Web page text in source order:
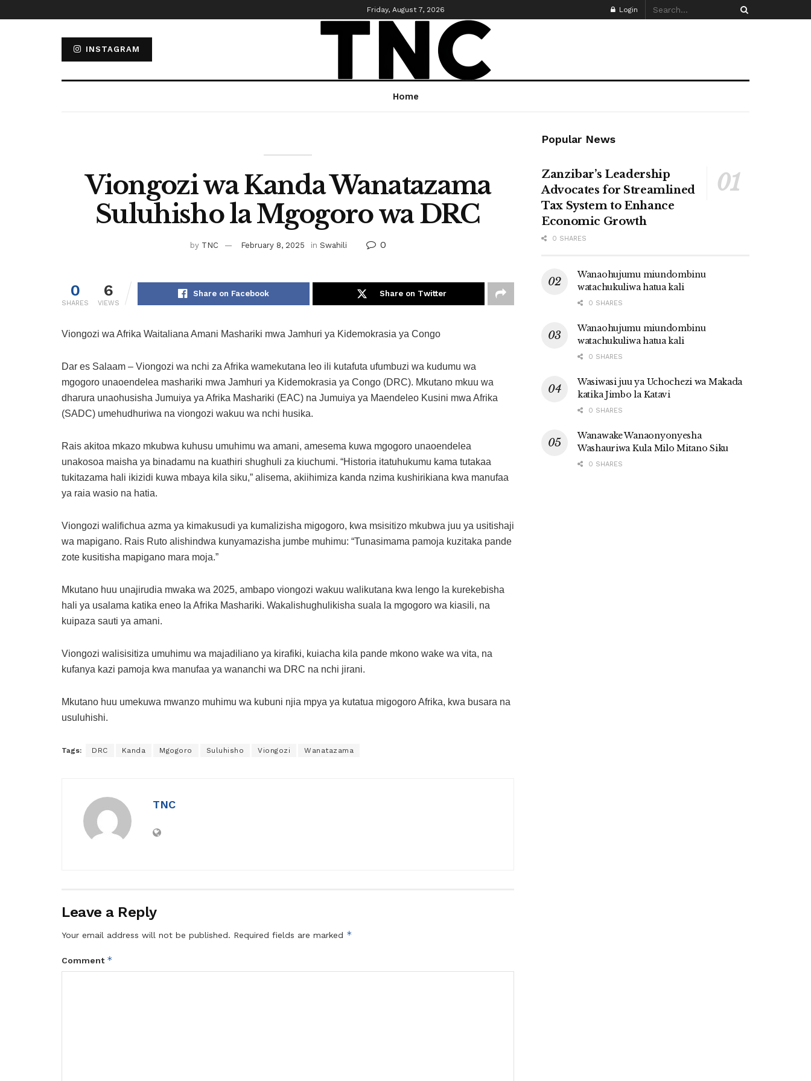
Friday, August 7, 2026 Login
INSTAGRAM
Home
Viongozi wa Kanda Wanatazama
Suluhisho la Mgogoro wa DRC
by TNC February 8, 2025 in Swahili 0
0
SHARES
6
VIEWS
Share on Facebook Share on Twitter
Viongozi wa Afrika Waitaliana Amani Mashariki mwa Jamhuri ya Kidemokrasia ya Congo
Dar es Salaam – Viongozi wa nchi za Afrika wamekutana leo ili kutafuta ufumbuzi wa kudumu wa
mgogoro unaoendelea mashariki mwa Jamhuri ya Kidemokrasia ya Congo (DRC). Mkutano mkuu wa
dharura unaohusisha Jumuiya ya Afrika Mashariki (EAC) na Jumuiya ya Maendeleo Kusini mwa Afrika
(SADC) umehudhuriwa na viongozi wakuu wa nchi husika.
Rais akitoa mkazo mkubwa kuhusu umuhimu wa amani, amesema kuwa mgogoro unaoendelea
unakosoa maisha ya binadamu na kuathiri shughuli za kiuchumi. “Historia itatuhukumu kama tutakaa
tukitazama hali ikizidi kuwa mbaya kila siku,” alisema, akiihimiza kanda nzima kushirikiana kwa manufaa
ya raia wasio na hatia.
Viongozi walifichua azma ya kimakusudi ya kumalizisha migogoro, kwa msisitizo mkubwa juu ya usitishaji
wa mapigano. Rais Ruto alishindwa kunyamazisha jumbe muhimu: “Tunasimama pamoja kuzitaka pande
zote kusitisha mapigano mara moja.”
Mkutano huu unajirudia mwaka wa 2025, ambapo viongozi wakuu walikutana kwa lengo la kurekebisha
hali ya usalama katika eneo la Afrika Mashariki. Wakalishughulikisha suala la mgogoro wa kiasili, na
kuipaza sauti ya amani.
Viongozi walisisitiza umuhimu wa majadiliano ya kirafiki, kuiacha kila pande mkono wake wa vita, na
kufanya kazi pamoja kwa manufaa ya wananchi wa DRC na nchi jirani.
Mkutano huu umekuwa mwanzo muhimu wa kubuni njia mpya ya kutatua migogoro Afrika, kwa busara na
usuluhishi.
Tags: DRC Kanda Mgogoro Suluhisho Viongozi Wanatazama
TNC
Leave a Reply
Your email address will not be published. Required fields are marked *
Comment *
Popular News
Zanzibar’s Leadership
Advocates for Streamlined
Tax System to Enhance
Economic Growth
0 SHARES
Wanaohujumu miundombinu
watachukuliwa hatua kali
0 SHARES
Wanaohujumu miundombinu
watachukuliwa hatua kali
0 SHARES
Wasiwasi juu ya Uchochezi wa Makada
katika Jimbo la Katavi
0 SHARES
Wanawake Wanaonyonyesha
Washauriwa Kula Milo Mitano Siku
0 SHARES